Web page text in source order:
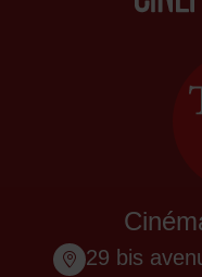
29 bis